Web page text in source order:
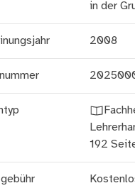
in der
2008
192